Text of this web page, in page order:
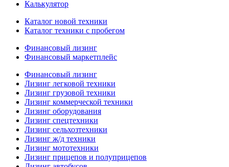
Калькулятор
Каталог новой техники
Каталог техники с пробегом
Финансовый лизинг
Финансовый маркетплейс
Финансовый лизинг
Лизинг легковой техники
Лизинг грузовой техники
Лизинг коммерческой техники
Лизинг оборудования
Лизинг спецтехники
Лизинг сельхозтехники
Лизинг ж/д техники
Лизинг мототехники
Лизинг прицепов и полуприцепов